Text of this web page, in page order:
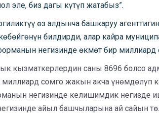
эле, биз дагы күтүп жатабыз”.
өз алдынча башкаруу
билдирди, алар кайра
негизинде өкмөт бир миллиард
кызматкерлердин саны 8696 болсо
сомго жакын акча
негизинде келишимдик негизде
айыл башчыларына ай сайын